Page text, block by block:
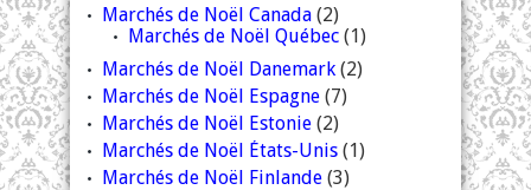
Marchés de Noël Canada (2)
Marchés de Noël Québec (1)
Marchés de Noël Danemark (2)
Marchés de Noël Espagne (7)
Marchés de Noël Estonie (2)
Marchés de Noël États-Unis (1)
Marchés de Noël Finlande (3)